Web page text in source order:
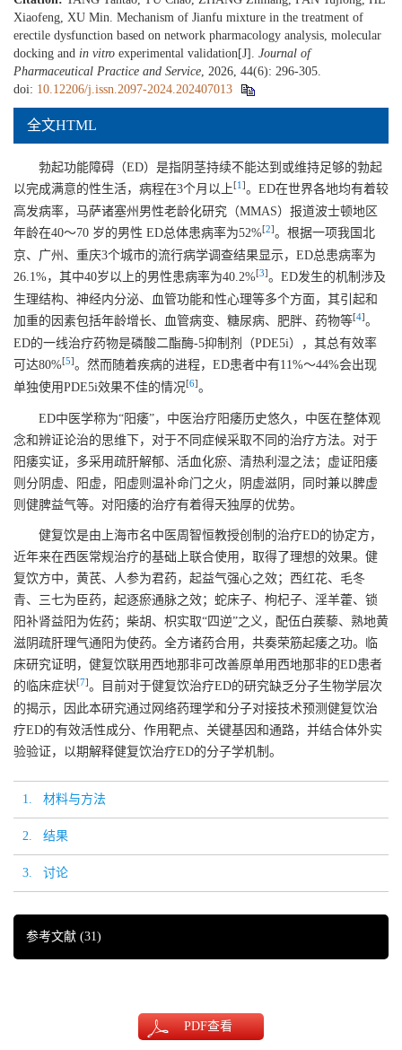
Xiaofeng, XU Min. Mechanism of Jianfu mixture in the treatment of
erectile dysfunction based on network pharmacology analysis, molecular
docking and in vitro experimental validation[J]. Journal of
Pharmaceutical Practice and Service , 2026, 44(6): 296-305.
doi: 10.12206/j.issn.2097-2024.202407013
全文HTML
勃起功能障碍（ED）是指阴茎持续不能达到或维持足够的勃起
以完成满意的性生活，病程在3个月以上[1 ]。ED在世界各地均有着较
高发病率，马萨诸塞州男性老龄化研究（MMAS）报道波士顿地区
年龄在40～70 岁的男性 ED总体患病率为52%[2]。根据一项我国北
京、广州、重庆3个城市的流行病学调查结果显示，ED总患病率为
26.1%，其中40岁以上的男性患病率为40.2%[3]。ED发生的机制涉及
生理结构、神经内分泌、血管功能和性心理等多个方面，其引起和
加重的因素包括年龄增长、血管病变、糖尿病、肥胖、药物等[4]。
ED的一线治疗药物是磷酸二酯酶-5抑制剂（PDE5i），其总有效率
可达80%[5]。然而随着疾病的进程，ED患者中有11%～44%会出现
单独使用PDE5i效果不佳的情况[6]。
ED中医学称为“阳痿”，中医治疗阳痿历史悠久，中医在整体观
念和辨证论治的思维下，对于不同症候采取不同的治疗方法。对于
阳痿实证，多采用疏肝解郁、活血化瘀、清热利湿之法；虚证阳痿
则分阴虚、阳虚，阳虚则温补命门之火，阴虚滋阴，同时兼以脾虚
则健脾益气等。对阳痿的治疗有着得天独厚的优势。
健复饮是由上海市名中医周智恒教授创制的治疗ED的协定方，
近年来在西医常规治疗的基础上联合使用，取得了理想的效果。健
复饮方中，黄芪、人参为君药，起益气强心之效；西红花、毛冬
青、三七为臣药，起逐瘀通脉之效；蛇床子、枸杞子、淫羊藿、锁
阳补肾益阳为佐药；柴胡、枳实取“四逆”之义，配伍白蒺藜、熟地黄
滋阴疏肝理气通阳为使药。全方诸药合用，共奏荣筋起痿之功。临
床研究证明，健复饮联用西地那非可改善原单用西地那非的ED患者
的临床症状[7]。目前对于健复饮治疗ED的研究缺乏分子生物学层次
的揭示，因此本研究通过网络药理学和分子对接技术预测健复饮治
疗ED的有效活性成分、作用靶点、关键基因和通路，并结合体外实
验验证，以期解释健复饮治疗ED的分子学机制。
1. 材料与方法
2. 结果
3. 讨论
参考文献 (31)
PDF查看